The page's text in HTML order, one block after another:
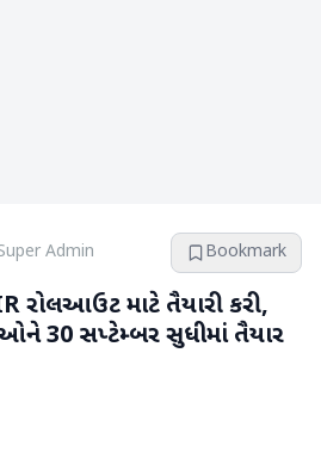
Admin Bookmark
રોલઆઉટ માટે તૈયારી કરી,
30 સપ્ટેમ્બર સુધીમાં તૈયાર